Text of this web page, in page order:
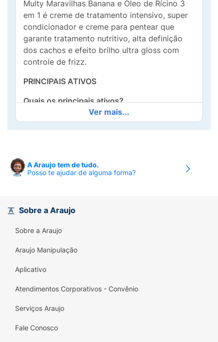
Multy Maravilhas Banana e Óleo de Rícino 3
em 1 é creme de tratamento intensivo, super
condicionador e creme para pentear que
garante tratamento nutritivo, alta definição
dos cachos e efeito brilho ultra gloss com
controle de frizz.
PRINCIPAIS ATIVOS
Quais os principais ativos?
É especialmente enriquecido com óleo de
banana, óleo de rícino, colágeno vegetal e
Qual a melhor forma de usar?
e úmidos, aplique o produto mecha a mecha,
enluvando os fios da raiz até as pontas. Deixe
agir por 5 minutos e enxágue bem.
Condicionador:
fios do comprimento até as pontas. Enxágue
bem.
Creme para pentear:
e úmidos, aplique o produto mecha a mecha,
uniformemente, no comprimento e nas
Ver mais...
A Araujo tem de tudo.
Posso te ajudar de alguma forma?
Sobre a Araujo
Sobre a Araujo
Araujo Manipulação
Aplicativo
Atendimentos Corporativos - Convênio
Serviços Araujo
Fale Conosco